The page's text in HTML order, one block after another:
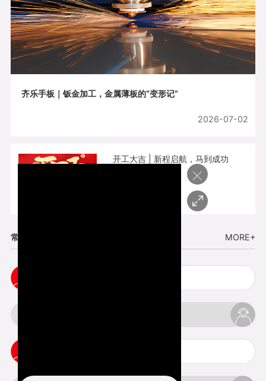
齐乐手板｜钣金加工，金属薄板的“变形记”
2026-07-02
开工大吉 | 新程启航，马到成功
常见问题 MORE+
×